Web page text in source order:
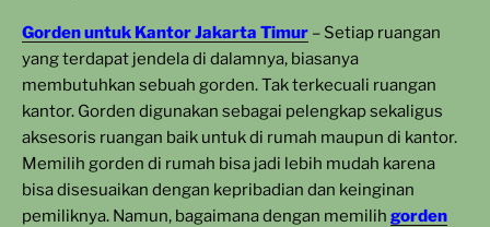
Gorden untuk Kantor Jakarta Timur – Setiap ruangan
yang terdapat jendela di dalamnya, biasanya
membutuhkan sebuah gorden. Tak terkecuali ruangan
kantor. Gorden digunakan sebagai pelengkap sekaligus
aksesoris ruangan baik untuk di rumah maupun di kantor.
Memilih gorden di rumah bisa jadi lebih mudah karena
bisa disesuaikan dengan kepribadian dan keinginan
pemiliknya. Namun, bagaimana dengan memilih gorden